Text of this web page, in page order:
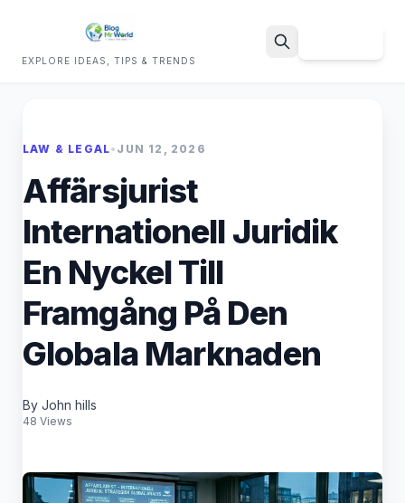
EXPLORE IDEAS, TIPS & TRENDS
LAW & LEGAL• JUN 12, 2026
Affärsjurist
Internationell Juridik
En Nyckel Till
Framgång På Den
Globala Marknaden
By John hills
48 Views